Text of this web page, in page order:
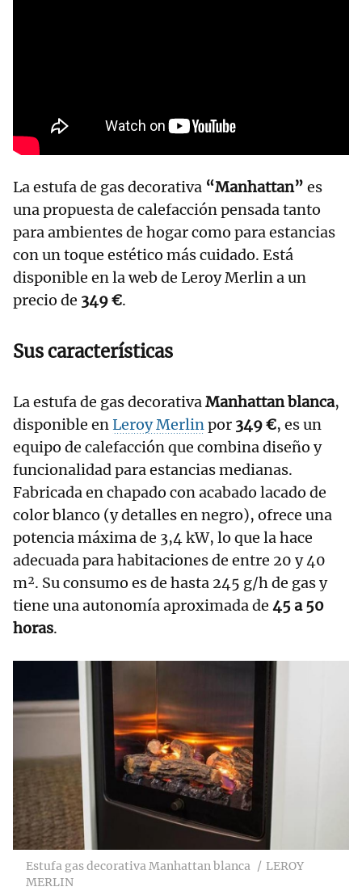
La estufa de gas decorativa “Manhattan” es
una propuesta de calefacción pensada tanto
para ambientes de hogar como para estancias
con un toque estético más cuidado. Está
disponible en la web de Leroy Merlin a un
precio de 349 €.
Sus características
La estufa de gas decorativaManhattan blanca,
disponible enLeroy Merlinpor 349 €, es un
equipo de calefacción que combina diseño y
funcionalidad para estancias medianas.
Fabricada en chapado con acabado lacado de
color blanco (y detalles en negro), ofrece una
potencia máxima de 3,4 kW, lo que la hace
adecuada para habitaciones de entre 20 y 40
m². Su consumo es de hasta 245 g/h de gas y
tiene una autonomía aproximada de 45 a 50
horas.
Estufa gas decorativa Manhattan blanca
LEROY
MERLIN